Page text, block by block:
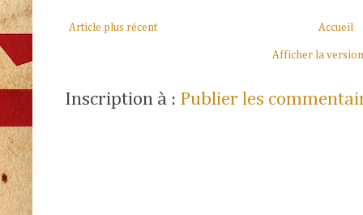
Article plus récent Accueil
Afficher la
Inscription à : Publier les